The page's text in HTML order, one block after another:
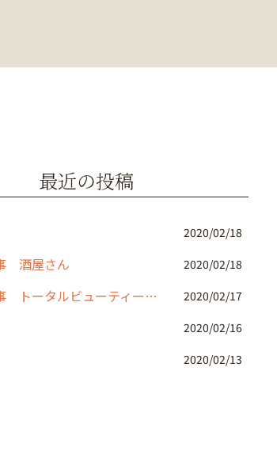
最近の投稿
2020/02/18
酒屋さん 2020/02/18
店舗改装工事 トータルビューティーサロン 2020/02/17
2020/02/16
2020/02/13